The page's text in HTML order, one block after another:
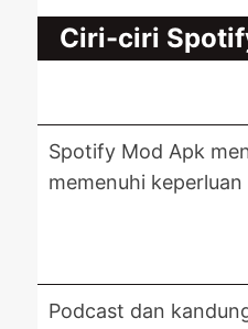
Ciri-ciri
Spotify Mod Apk
memenuhi
Podcast dan